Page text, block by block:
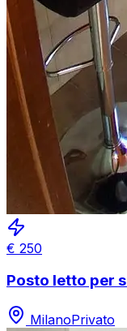
€ 250
Posto letto per
MilanoPrivato